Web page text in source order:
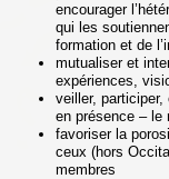
encourager
qui les
formation et de
mutualiser et
expériences,
veiller,
en présence – le
favoriser la
ceux (hors
membres